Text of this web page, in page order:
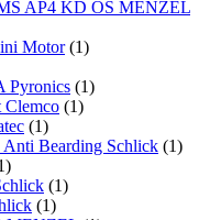
AP4 KD OS MENZEL
Motor (1)
Pyronics (1)
Clemco (1)
(1)
Bearding Schlick (1)
(1)
(1)